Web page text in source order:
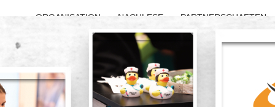
ORGANISATION NACHLESE PARTNERSCHAFTEN